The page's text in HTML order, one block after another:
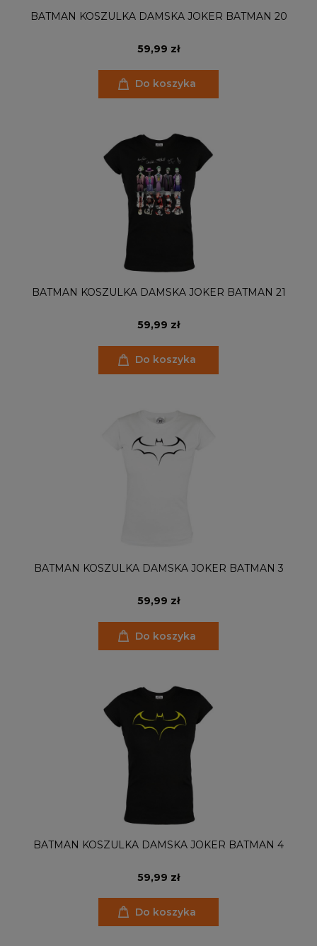
BATMAN KOSZULKA DAMSKA JOKER BATMAN 20
59,99 zł
Do koszyka
BATMAN KOSZULKA DAMSKA JOKER BATMAN 21
59,99 zł
Do koszyka
BATMAN KOSZULKA DAMSKA JOKER BATMAN 3
59,99 zł
Do koszyka
BATMAN KOSZULKA DAMSKA JOKER BATMAN 4
59,99 zł
Do koszyka